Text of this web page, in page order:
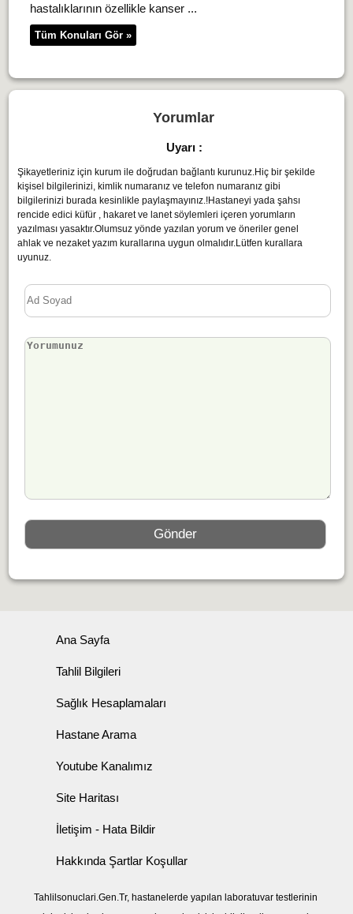
hastalıklarının özellikle kanser ...
Tüm Konuları Gör »
Yorumlar
Uyarı :
Şikayetleriniz için kurum ile doğrudan bağlantı kurunuz.Hiç bir şekilde
kişisel bilgilerinizi, kimlik numaranız ve telefon numaranız gibi
bilgilerinizi burada kesinlikle paylaşmayınız.!Hastaneyi yada şahsı
rencide edici küfür , hakaret ve lanet söylemleri içeren yorumların
yazılması yasaktır.Olumsuz yönde yazılan yorum ve öneriler genel
ahlak ve nezaket yazım kurallarına uygun olmalıdır.Lütfen kurallara
uyunuz.
Ana Sayfa
Tahlil Bilgileri
Sağlık Hesaplamaları
Hastane Arama
Youtube Kanalımız
Site Haritası
İletişim - Hata Bildir
Hakkında Şartlar Koşullar
Tahlilsonuclari.Gen.Tr, hastanelerde yapılan laboratuvar testlerinin